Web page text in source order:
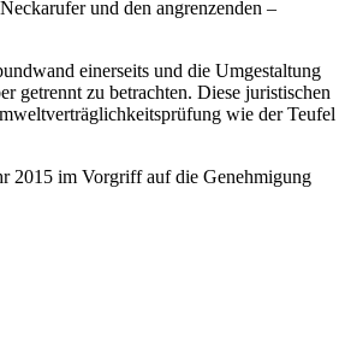
und den angrenzenden –
einerseits und die Umgestaltung
getrennt zu betrachten. Diese juristischen
wie der Teufel
2015 im Vorgriff auf die Genehmigung